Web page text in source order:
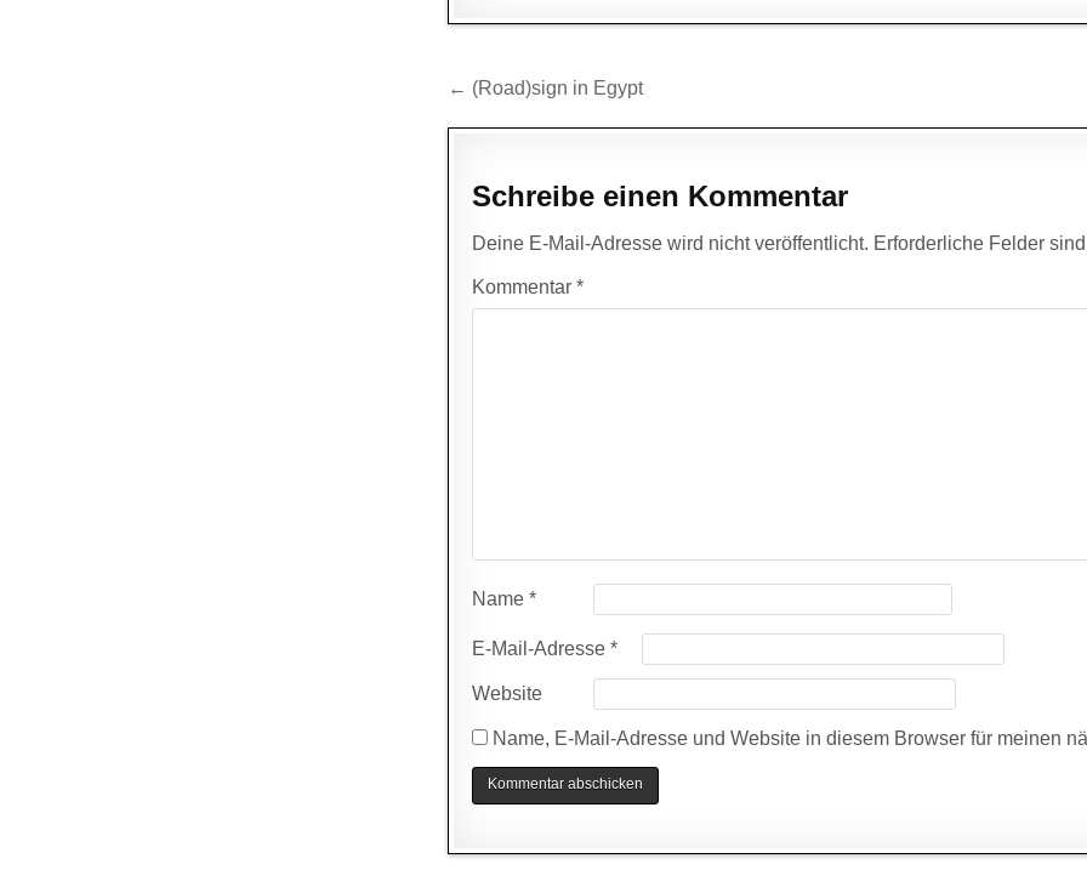
Beitragsnavigation
← (Road)sign in Egypt
Schreibe einen Kommentar
Deine E-Mail-Adresse wird nicht veröffentlicht. Erforderliche Felder
Kommentar*
Name*
E-Mail-Adresse*
Website
Name, E-Mail-Adresse und Website in diesem Browser für meinen